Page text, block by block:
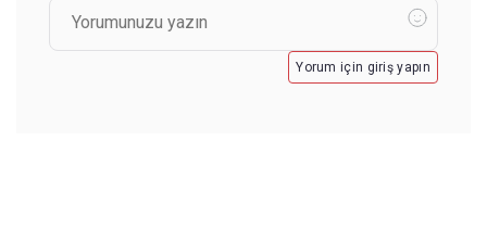
Yorum için giriş yapın